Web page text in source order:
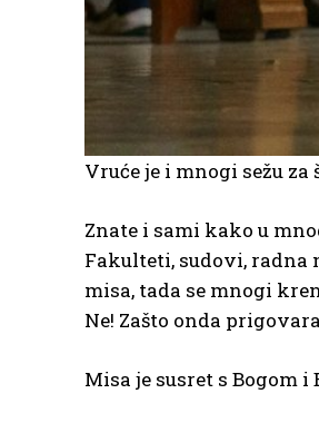
Vruće je i mnogi sežu
Znate i sami kako u
Fakulteti, sudovi, radna
misa, tada se mnogi
Ne! Zašto onda
Misa je susret s Bogom